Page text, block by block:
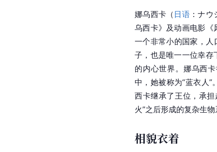
娜乌西卡（ 日语 ：ナ
乌西卡》及动画电影《
一个非常小的国家，人
子，也是唯一一位幸存
的内心世界。娜乌西
中，她被称为“蓝衣人
西卡继承了王位，承担
火”之后形成的复杂生
相貌衣着